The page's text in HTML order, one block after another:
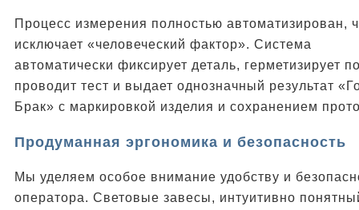
Процесс измерения полностью автоматизирован,
исключает «человеческий фактор». Система
автоматически фиксирует деталь, герметизирует
проводит тест и выдает однозначный результат
Брак» с маркировкой изделия и сохранением
Продуманная эргономика и безопасность
Мы уделяем особое внимание удобству и
оператора. Световые завесы, интуитивно